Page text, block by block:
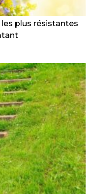
les plus résistantes